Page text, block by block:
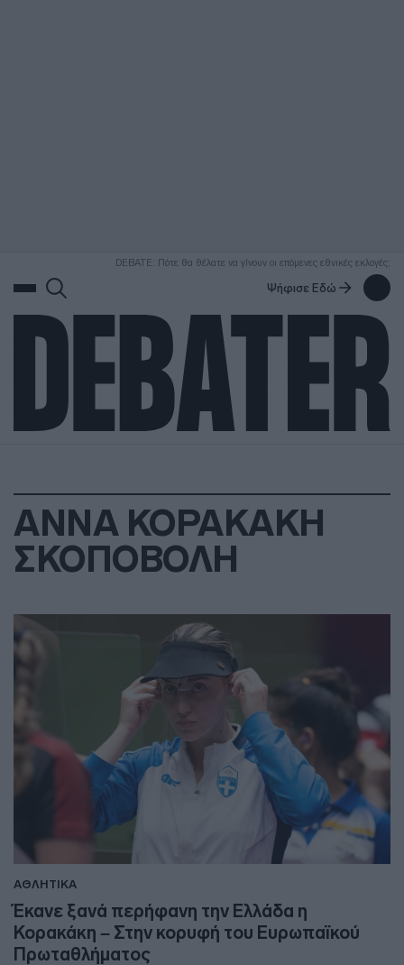
DEBATE: Πότε θα θέλατε να γίνουν οι επόμενες εθνικές εκλογές;
Ψήφισε Εδώ
ΑΝΝΑ ΚΟΡΑΚΑΚΗ
ΣΚΟΠΟΒΟΛΗ
ΑΘΛΗΤΙΚΑ
Έκανε ξανά περήφανη την Ελλάδα η
Κορακάκη – Στην κορυφή του Ευρωπαϊκού
Πρωταθλήματος